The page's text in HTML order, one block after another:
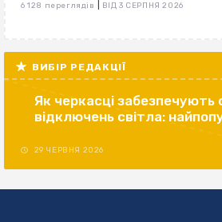
6 128 переглядів ВІД 3 СЕРПНЯ 2026
ВИБІР РЕДАКЦІЇ
Як черкасці забезпечують
відключень світла:
29 ЧЕРВНЯ 2026